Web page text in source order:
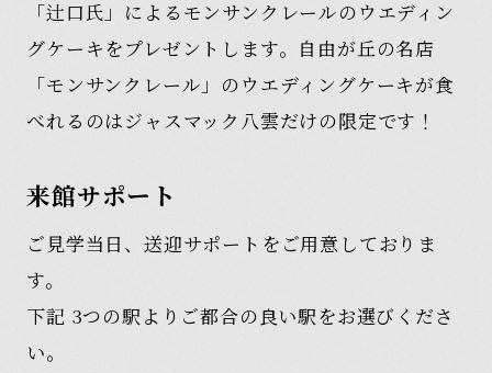
「辻口氏」によるモンサンクレールのウエディン
グケーキをプレゼントします。自由が丘の名店
「モンサンクレール」のウエディングケーキが食
べれるのはジャスマック八雲だけの限定です！
来館サポート
ご見学当日、送迎サポートをご用意しておりま
す。
下記 3つの駅よりご都合の良い駅をお選びくださ
い。